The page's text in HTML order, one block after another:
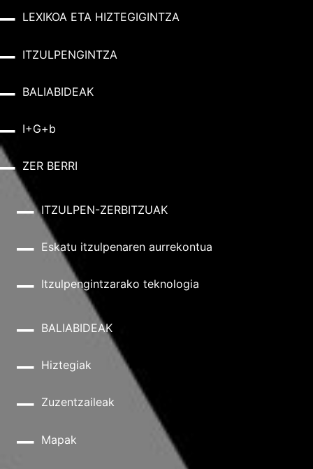
LEXIKOA ETA HIZTEGIGINTZA
ITZULPENGINTZA
BALIABIDEAK
I+G+b
ZER BERRI
ITZULPEN-ZERBITZUAK
Eskatu itzulpenaren aurrekontua
Itzulpengintzarako teknologia
BALIABIDEAK
Hiztegiak
Zuzentzaileak
Mapak